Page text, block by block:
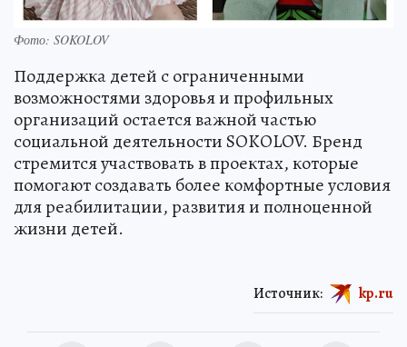
Фото: SOKOLOV
Поддержка детей с ограниченными
возможностями здоровья и профильных
организаций остается важной частью
социальной деятельности SOKOLOV. Бренд
стремится участвовать в проектах, которые
помогают создавать более комфортные условия
для реабилитации, развития и полноценной
жизни детей.
Источник: kp.ru